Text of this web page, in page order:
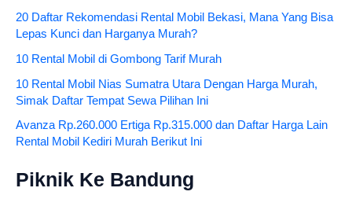
20 Daftar Rekomendasi Rental Mobil Bekasi, Mana Yang Bisa
Lepas Kunci dan Harganya Murah?
10 Rental Mobil di Gombong Tarif Murah
10 Rental Mobil Nias Sumatra Utara Dengan Harga Murah,
Simak Daftar Tempat Sewa Pilihan Ini
Avanza Rp.260.000 Ertiga Rp.315.000 dan Daftar Harga Lain
Rental Mobil Kediri Murah Berikut Ini
Piknik Ke Bandung